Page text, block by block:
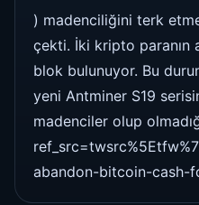
) madenciliğini terk
çekti. İki kripto paranın
blok bulunuyor. Bu
yeni Antminer S19
madenciler olup
abandon-bitcoin-cash-